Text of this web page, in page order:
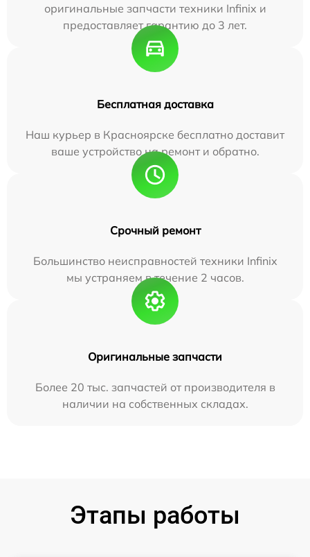
оригинальные запчасти техники Infinix и
предоставляет гарантию до 3 лет.
Бесплатная доставка
Наш курьер в Красноярске бесплатно доставит
ваше устройство на ремонт и обратно.
Срочный ремонт
Большинство неисправностей техники Infinix
мы устраняем в течение 2 часов.
Оригинальные запчасти
Более 20 тыс. запчастей от производителя в
наличии на собственных складах.
Этапы работы